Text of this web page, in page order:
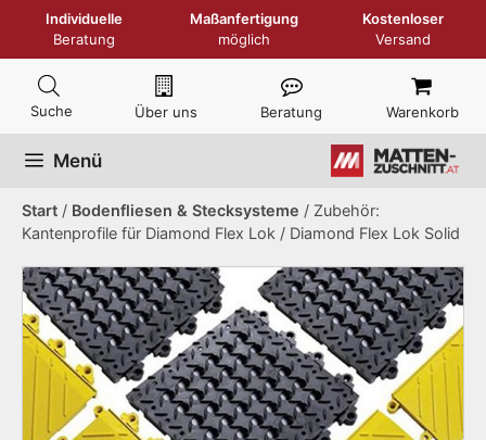
Individuelle
Beratung
Maßanfertigung
möglich
Kostenloser
Versand
Über uns Beratung Warenkorb
Menü
Start / Bodenfliesen & Stecksysteme / Zubehör:
Kantenprofile für Diamond Flex Lok / Diamond Flex Lok Solid